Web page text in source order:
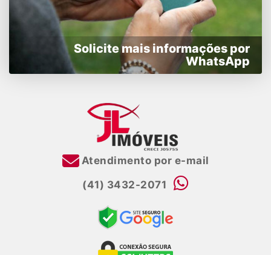
Solicite mais informações por
WhatsApp
Atendimento por e-mail
(41) 3432-2071